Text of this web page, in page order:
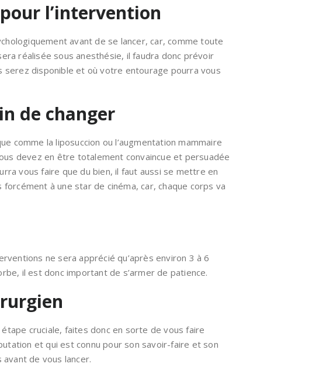
l’intervention
avant de se lancer, car, comme toute
réalisée sous anesthésie, il faudra donc prévoir
serez disponible et où votre entourage pourra vous
de changer
comme la liposuccion ou l’augmentation mammaire
devez en être totalement convaincue et persuadée
vous faire que du bien, il faut aussi se mettre en
à une star de cinéma, car, chaque corps va
ne sera apprécié qu’après environ 3 à 6
il est donc important de s’armer de patience.
cruciale, faites donc en sorte de vous faire
et qui est connu pour son savoir-faire et son
de vous lancer.